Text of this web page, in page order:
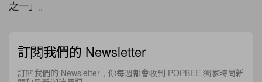
之一」。
訂閱我們的 Newsletter
訂閱我們的 Newsletter，你每週都會收到 POPBEE 獨家時尚新